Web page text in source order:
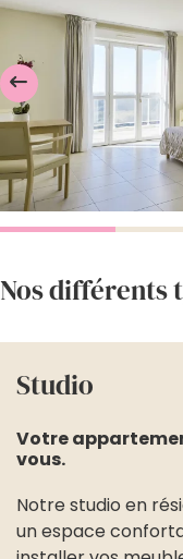
Nos différents
Studio
Votre
vous.
Notre studio en
un espace